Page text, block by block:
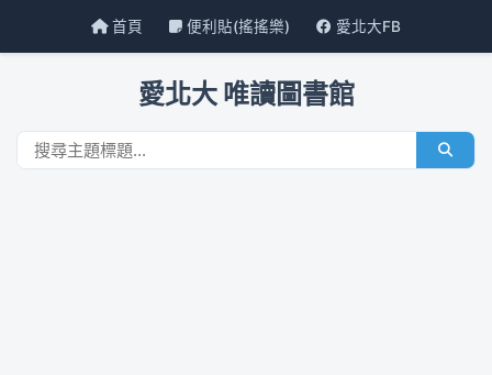
首頁 便利貼(搖搖樂) 愛北大FB
愛北大 唯讀圖書館